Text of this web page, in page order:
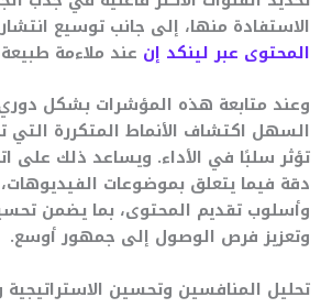
الاستفادة منها، إلى جانب توسيع
المحتوى عبر لينكد إن عند ملاءمة
وعند متابعة هذه المؤشرات بشكل
السهل اكتشاف الأنماط المتكررة التي
تؤثر سلبًا في الأداء. ويساعد ذلك على
دقة فيما يتعلق بموضوعات
وأسلوب تقديم المحتوى، بما يضمن
وتعزيز فرص الوصول إلى جمهور أوسع.
تحليل المنافسين وتحسين الاستراتيجية